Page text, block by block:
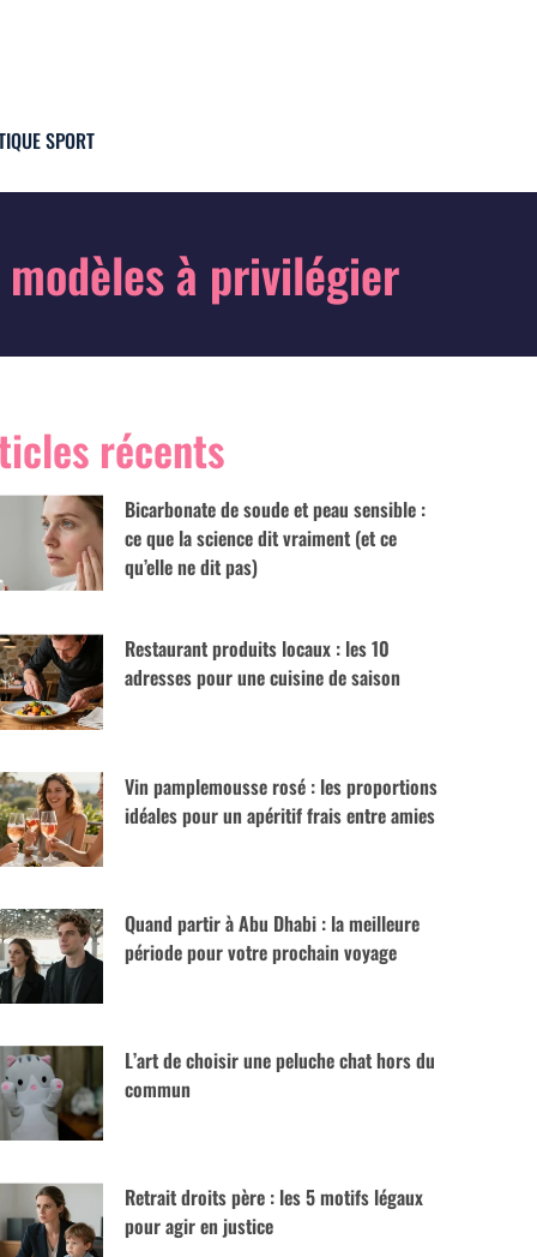
SPORT
à privilégier
récents
Bicarbonate de soude et peau sensible :
ce que la science dit vraiment (et ce
qu’elle ne dit pas)
Restaurant produits locaux : les 10
adresses pour une cuisine de saison
Vin pamplemousse rosé : les proportions
idéales pour un apéritif frais entre amies
Quand partir à Abu Dhabi : la meilleure
période pour votre prochain voyage
L’art de choisir une peluche chat hors du
commun
Retrait droits père : les 5 motifs légaux
pour agir en justice